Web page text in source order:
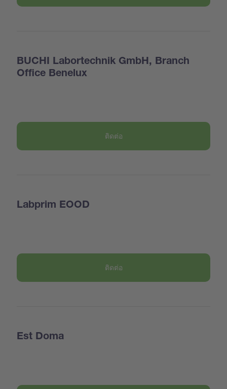
BUCHI Labortechnik GmbH, Branch
Office Benelux
ติดต่อ
Labprim EOOD
ติดต่อ
Est Doma